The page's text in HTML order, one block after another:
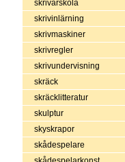
skrivarskola
skrivinlärning
skrivmaskiner
skrivregler
skrivundervisning
skräck
skräcklitteratur
skulptur
skyskrapor
skådespelare